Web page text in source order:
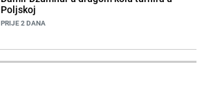
Poljskoj
PRIJE 2 DANA